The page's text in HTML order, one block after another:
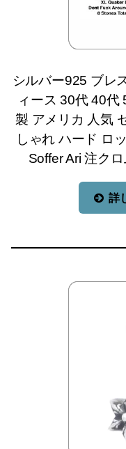
シルバー925 ブレ
ィース 30代 40代
製 アメリカ 人気
しゃれ ハード ロ
Soffer Ari 注ク
詳